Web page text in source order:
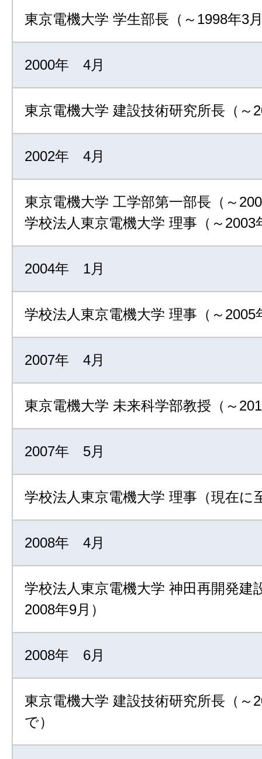
東京電機大学 学生部長（～1998年3
2000年 4月
東京電機大学 建設技術研究所長（～
2002年 4月
東京電機大学 工学部第一部長（～
学校法人東京電機大学 理事（～2003
2004年 1月
学校法人東京電機大学 理事（～2005
2007年 4月
東京電機大学 未来科学部教授（～
2007年 5月
学校法人東京電機大学 理事（現在に
2008年 4月
学校法人東京電機大学 神田再開発建
2008年9月）
2008年 6月
東京電機大学 建設技術研究所長（～
で）